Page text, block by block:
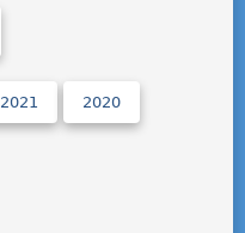
2021 2020